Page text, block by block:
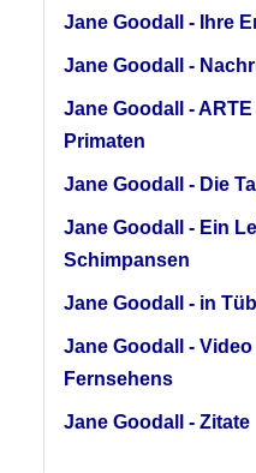
Jane Goodall - Ihre
Jane Goodall -
Jane Goodall -
Primaten
Jane Goodall - Die
Jane Goodall - Ein
Schimpansen
Jane Goodall - in
Jane Goodall -
Fernsehens
Jane Goodall - Zitate